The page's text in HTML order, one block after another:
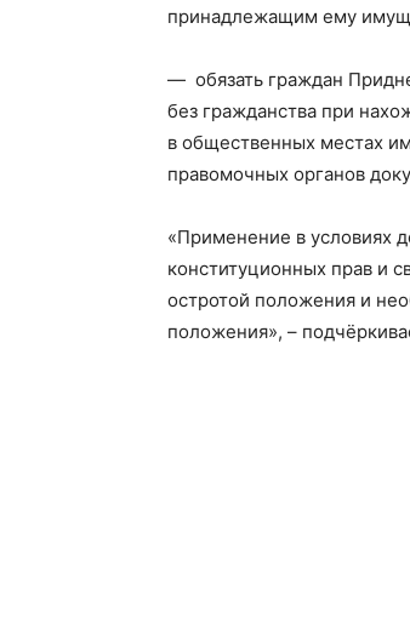
принадлежащим ему
— обязать граждан
без гражданства при
в общественных местах
правомочных органов
«Применение в условиях
конституционных прав и
остротой положения и
положения», –